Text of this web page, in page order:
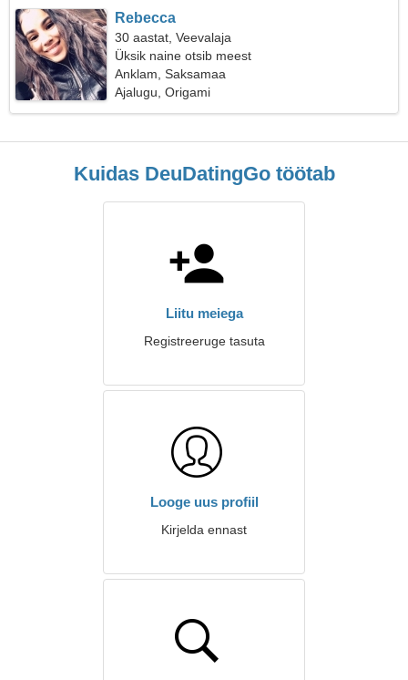
Rebecca
30 aastat, Veevalaja
Üksik naine otsib meest
Anklam, Saksamaa
Ajalugu, Origami
Kuidas DeuDatingGo töötab
Liitu meiega
Registreeruge tasuta
Looge uus profiil
Kirjelda ennast